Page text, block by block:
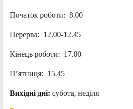
Початок роботи: 8.00
Перерва: 12.00-12.45
Кінець роботи: 17.00
П’ятниця: 15.45
Вихідні дні: субота, неділя